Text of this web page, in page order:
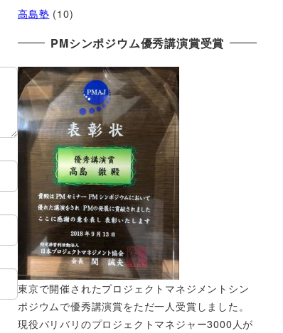
高島塾 (10)
PMシンポジウム優秀講演賞受賞
東京で開催されたプロジェクトマネジメントシン
ポジウムで優秀講演賞をただ一人受賞しました。
現役バリバリのプロジェクトマネジャー3000人が